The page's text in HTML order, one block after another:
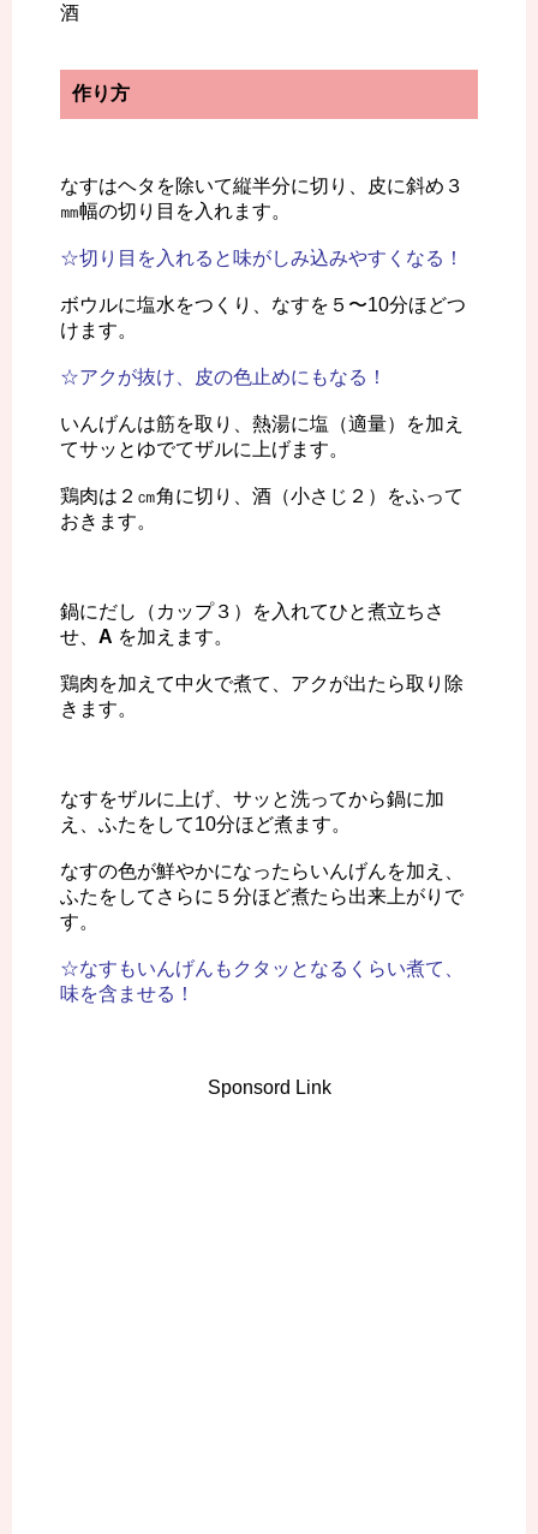
酒
作り方
なすはヘタを除いて縦半分に切り、皮に斜め３
㎜幅の切り目を入れます。
☆切り目を入れると味がしみ込みやすくなる！
ボウルに塩水をつくり、なすを５〜10分ほどつ
けます。
☆アクが抜け、皮の色止めにもなる！
いんげんは筋を取り、熱湯に塩（適量）を加え
てサッとゆでてザルに上げます。
鶏肉は２㎝角に切り、酒（小さじ２）をふって
おきます。
鍋にだし（カップ３）を入れてひと煮立ちさ
せ、 A を加えます。
鶏肉を加えて中火で煮て、アクが出たら取り除
きます。
なすをザルに上げ、サッと洗ってから鍋に加
え、ふたをして10分ほど煮ます。
なすの色が鮮やかになったらいんげんを加え、
ふたをしてさらに５分ほど煮たら出来上がりで
す。
☆なすもいんげんもクタッとなるくらい煮て、
味を含ませる！
Sponsord Link